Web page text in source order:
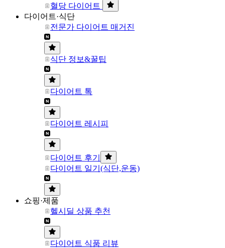
혈당 다이어트
다이어트·식단
전문가 다이어트 매거진
식단 정보&꿀팁
다이어트 톡
다이어트 레시피
다이어트 후기
다이어트 일기(식단,운동)
쇼핑·제품
헬시딜 상품 추천
다이어트 식품 리뷰